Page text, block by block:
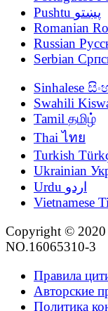
Pushtu پښتو
Romanian
Russian
Serbian
Sinhalese
Swahili
Tamil தமிழ்
Thai ไทย
Turkish
Ukrainian
Urdu اردو
Vietnamese
Copyright © 2020
NO.16065310-3
Правила
Авторские
Политика